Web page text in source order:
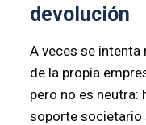
devolución
A veces se
de la propia
pero no es neutra:
soporte societario